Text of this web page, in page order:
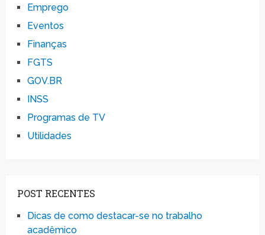
Emprego
Eventos
Finanças
FGTS
GOV.BR
INSS
Programas de TV
Utilidades
POST RECENTES
Dicas de como destacar-se no trabalho
acadêmico